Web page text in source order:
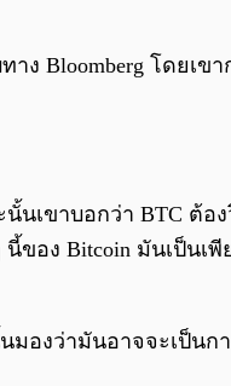
ง Bloomberg โดยเ
นเขาบอกว่า BTC ต้
ของ Bitcoin มันเป็น
นมองว่ามันอาจจะเป็